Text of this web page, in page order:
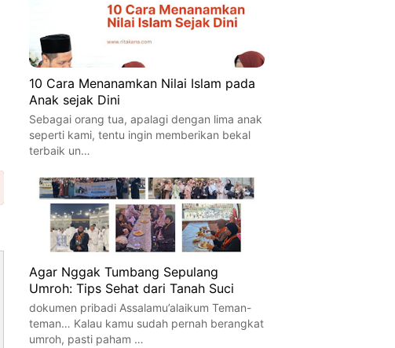
10 Cara Menanamkan Nilai Islam pada
Anak sejak Dini
Sebagai orang tua, apalagi dengan lima anak
seperti kami, tentu ingin memberikan bekal
terbaik un…
Agar Nggak Tumbang Sepulang
Umroh: Tips Sehat dari Tanah Suci
dokumen pribadi Assalamu’alaikum Teman-
teman… Kalau kamu sudah pernah berangkat
umroh, pasti paham …